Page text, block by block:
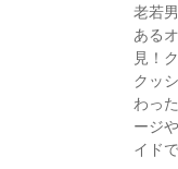
老若
ある
見！
クッ
わっ
ージ
イド